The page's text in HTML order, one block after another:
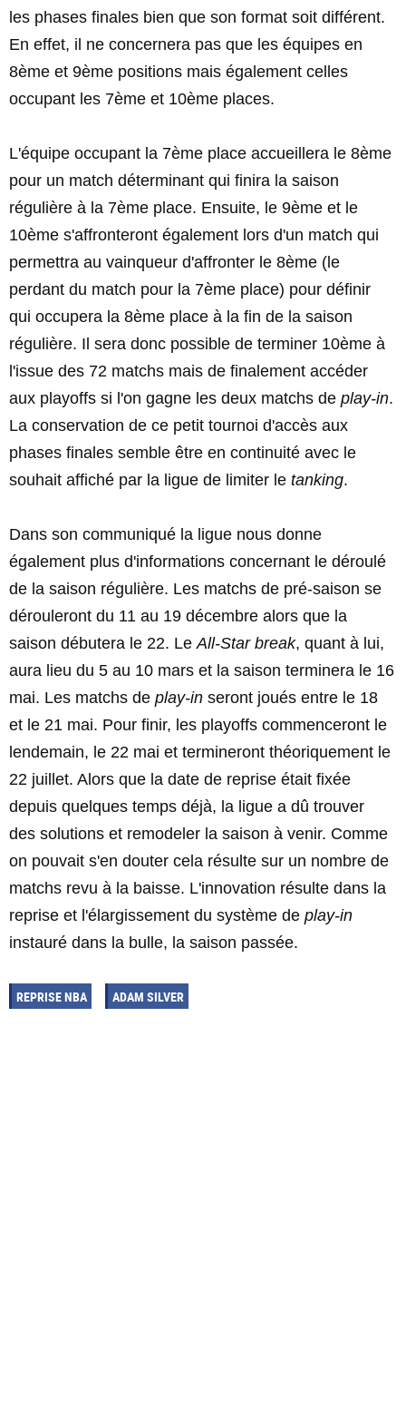
les phases finales bien que son format soit différent.
En effet, il ne concernera pas que les équipes en
8ème et 9ème positions mais également celles
occupant les 7ème et 10ème places.
L'équipe occupant la 7ème place accueillera le 8ème
pour un match déterminant qui finira la saison
régulière à la 7ème place. Ensuite, le 9ème et le
10ème s'affronteront également lors d'un match qui
permettra au vainqueur d'affronter le 8ème (le
perdant du match pour la 7ème place) pour définir
qui occupera la 8ème place à la fin de la saison
régulière. Il sera donc possible de terminer 10ème à
l'issue des 72 matchs mais de finalement accéder
aux playoffs si l'on gagne les deux matchs de play-in.
La conservation de ce petit tournoi d'accès aux
phases finales semble être en continuité avec le
souhait affiché par la ligue de limiter le tanking.
Dans son communiqué la ligue nous donne
également plus d'informations concernant le déroulé
de la saison régulière. Les matchs de pré-saison se
dérouleront du 11 au 19 décembre alors que la
saison débutera le 22. LeAll-Star break, quant à lui,
aura lieu du 5 au 10 mars et la saison terminera le 16
mai. Les matchs de play-in seront joués entre le 18
et le 21 mai. Pour finir, les playoffs commenceront le
lendemain, le 22 mai et termineront théoriquement le
22 juillet. Alors que la date de reprise était fixée
depuis quelques temps déjà, la ligue a dû trouver
des solutions et remodeler la saison à venir. Comme
on pouvait s'en douter cela résulte sur un nombre de
matchs revu à la baisse. L'innovation résulte dans la
reprise et l'élargissement du système de play-in
instauré dans la bulle, la saison passée.
REPRISE NBA ADAM SILVER